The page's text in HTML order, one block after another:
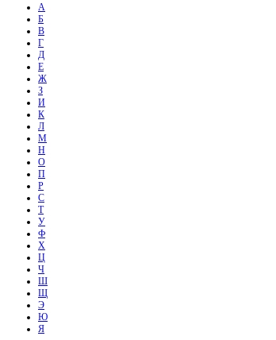
А
Б
В
Г
Д
Е
Ж
З
И
К
Л
М
Н
О
П
Р
С
Т
У
Ф
Х
Ц
Ч
Ш
Щ
Э
Ю
Я